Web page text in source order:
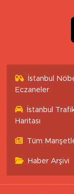
İstanbul
Eczaneler
İstanbul
Haritası
Tüm
Haber Arşivi